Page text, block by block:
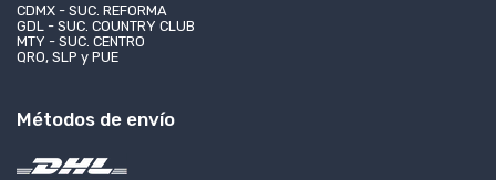
CDMX - SUC. REFORMA
GDL - SUC. COUNTRY CLUB
MTY - SUC. CENTRO
QRO, SLP y PUE
Métodos de envío